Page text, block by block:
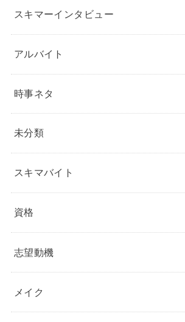
スキマーインタビュー
アルバイト
時事ネタ
未分類
スキマバイト
資格
志望動機
メイク